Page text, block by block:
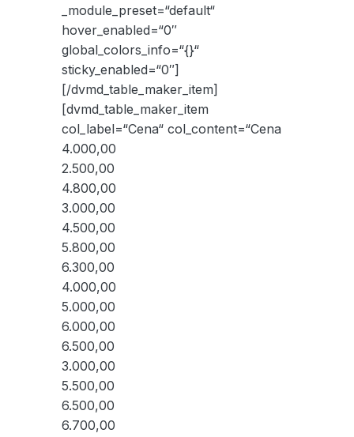
_module_preset=“default“
hover_enabled=“0″
global_colors_info=“{}“
sticky_enabled=“0″]
[/dvmd_table_maker_item]
[dvmd_table_maker_item
col_label=“Cena“ col_content=“Cena
4.000,00
2.500,00
4.800,00
3.000,00
4.500,00
5.800,00
6.300,00
4.000,00
5.000,00
6.000,00
6.500,00
3.000,00
5.500,00
6.500,00
6.700,00